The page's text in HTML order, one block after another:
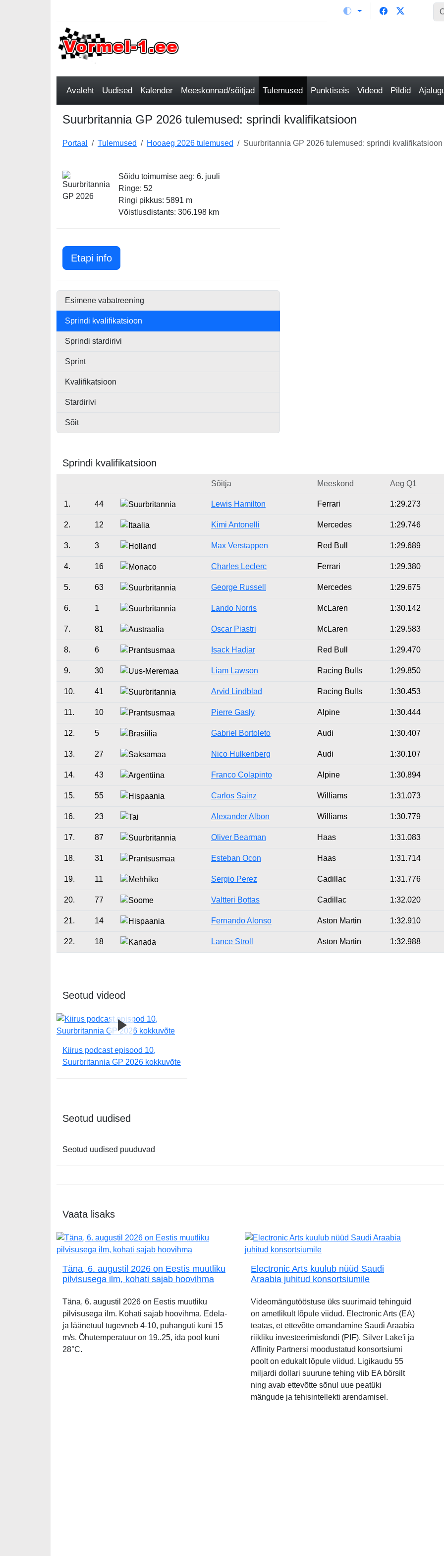
Avaleht Uudised Kalender Meeskonnad/sõitjad Tulemused Punktiseis Videod Pildid
Suurbritannia GP 2026 tulemused: sprindi kvalifikatsioon
Portaal Tulemused Hooaeg 2026 tulemused Suurbritannia GP 2026 tulemused: sprindi kvalifikatsioon
Sõidu toimumise aeg: 6. juuli
Ringe: 52
Ringi pikkus: 5891 m
Võistlusdistants: 306.198 km
Etapi infoSuurbritannia GP 2026
Esimene vabatreening
Sprindi kvalifikatsioon
Sprindi stardirivi
Sprint
Kvalifikatsioon
Stardirivi
Sõit
Sprindi kvalifikatsioon
Sõitja Meeskond Aeg Q1
1. 44 Lewis Hamilton Ferrari 1:29.273
2. 12 Kimi Antonelli Mercedes 1:29.746
3. 3 Max Verstappen Red Bull 1:29.689
4. 16 Charles Leclerc Ferrari 1:29.380
5. 63 George Russell Mercedes 1:29.675
6. 1 Lando Norris McLaren 1:30.142
7. 81 Oscar Piastri McLaren 1:29.583
8. 6 Isack Hadjar Red Bull 1:29.470
9. 30 Liam Lawson Racing Bulls 1:29.850
10. 41 Arvid Lindblad Racing Bulls 1:30.453
11. 10 Pierre Gasly Alpine 1:30.444
12. 5 Gabriel Bortoleto Audi 1:30.407
13. 27 Nico Hulkenberg Audi 1:30.107
14. 43 Franco Colapinto Alpine 1:30.894
15. 55 Carlos Sainz Williams 1:31.073
16. 23 Alexander Albon Williams 1:30.779
17. 87 Oliver Bearman Haas 1:31.083
18. 31 Esteban Ocon Haas 1:31.714
19. 11 Sergio Perez Cadillac 1:31.776
20. 77 Valtteri Bottas Cadillac 1:32.020
21. 14 Fernando Alonso Aston Martin 1:32.910
22. 18 Lance Stroll Aston Martin 1:32.988
Seotud videod
Kiirus podcast episood 10,
Suurbritannia GP 2026 kokkuvõte
Seotud uudised
Seotud uudised puuduvad
Vaata lisaks
Täna, 6. augustil 2026 on Eestis muutliku
pilvisusega ilm, kohati sajab hoovihma
Täna, 6. augustil 2026 on Eestis muutliku
pilvisusega ilm. Kohati sajab hoovihma. Edela-
ja läänetuul tugevneb 4-10, puhanguti kuni 15
m/s. Õhutemperatuur on 19..25, ida pool kuni
28°C.
Electronic Arts kuulub nüüd Saudi
Araabia juhitud konsortsiumile
Videomängutööstuse üks suurimaid tehinguid
on ametlikult lõpule viidud. Electronic Arts (EA)
teatas, et ettevõtte omandamine Saudi Araabia
riikliku investeerimisfondi (PIF), Silver Lake'i ja
Affinity Partnersi moodustatud konsortsiumi
poolt on edukalt lõpule viidud. Ligikaudu 55
miljardi dollari suurune tehing viib EA börsilt
ning avab ettevõtte sõnul uue peatüki
mängude ja tehisintellekti arendamisel.